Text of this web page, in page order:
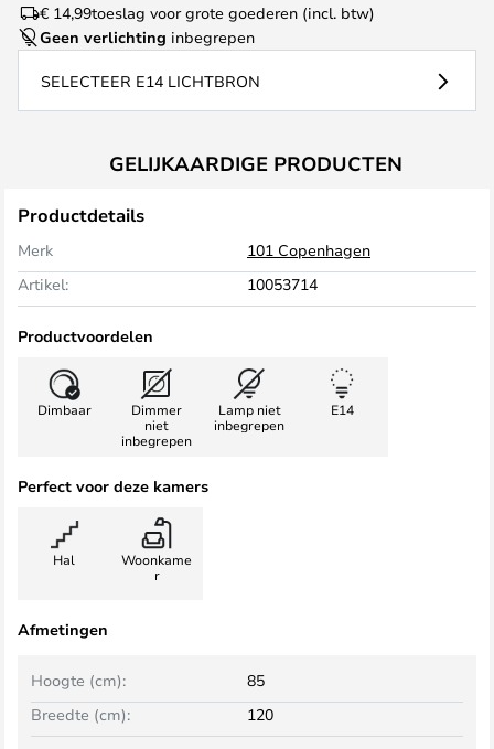
€ 14,99toeslag voor grote goederen (incl. btw)
Geen verlichting inbegrepen
SELECTEER E14 LICHTBRON
GELIJKAARDIGE PRODUCTEN
Productdetails
Merk
101 Copenhagen
Artikel:
10053714
Productvoordelen
Dimbaar
Dimmer
niet
inbegrepen
Lamp niet
inbegrepen
E14
Perfect voor deze kamers
Hal
Woonkame
r
Afmetingen
Breedte (cm): 120
Hoogte (cm): 85